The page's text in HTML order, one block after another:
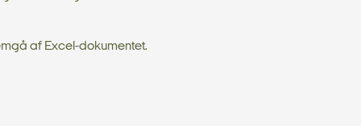
af Excel-dokumentet.